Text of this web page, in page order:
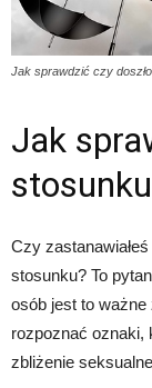
Jak sprawdzić czy
Jak
Czy
stosunku? To
osób jest to
rozpoznać oznaki,
zbliżenie